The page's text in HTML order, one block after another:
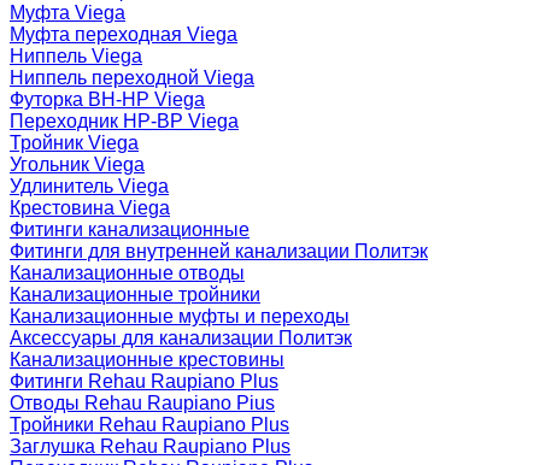
Муфта Viega
Муфта переходная Viega
Ниппель Viega
Ниппель переходной Viega
Футорка ВН-НР Viega
Переходник НР-ВР Viega
Тройник Viega
Угольник Viega
Удлинитель Viega
Крестовина Viega
Фитинги канализационные
Фитинги для внутренней канализации Политэк
Канализационные отводы
Канализационные тройники
Канализационные муфты и переходы
Аксессуары для канализации Политэк
Канализационные крестовины
Фитинги Rehau Raupiano Plus
Отводы Rehau Raupiano Pius
Тройники Rehau Raupiano Plus
Заглушка Rehau Raupiano Plus